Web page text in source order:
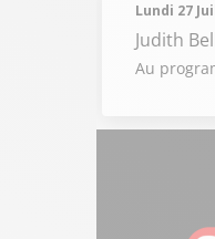
Lundi 27
Judith
Au